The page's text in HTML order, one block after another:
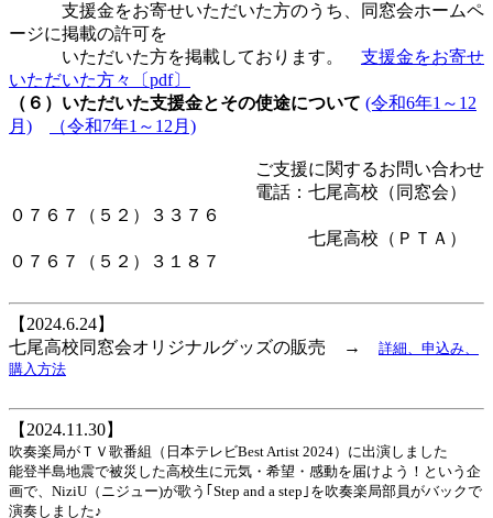
支援金をお寄せいただいた方のうち、同窓会ホームペ
ージに掲載の許可を
いただいた方を掲載しております。 支援金をお寄せ
いただいた方々〔pdf〕
（６）いただいた支援金とその使途について (令和6年1～12
月)
（令和7年1～12月)
ご支援に関するお問い合わせ
電話：七尾高校（同窓会）
０７６７（５２）３３７６
七尾高校（ＰＴＡ）
０７６７（５２）３１８７
【2024.6.24】
七尾高校同窓会オリジナルグッズの販売 → 詳細、申込み、
購入方法
【2024.11.30】
吹奏楽局がＴＶ歌番組（日本テレビBest Artist 2024）に出演しました
能登半島地震で被災した高校生に元気・希望・感動を届けよう！という企
画で、 NiziU（ニジュー)が歌う｢Step and a step｣を吹奏楽局部員がバックで
演奏しました♪